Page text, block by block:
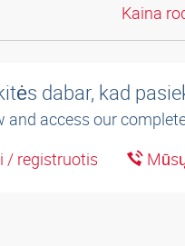
Kaina
dabar, kad
and access our
/ registruotis